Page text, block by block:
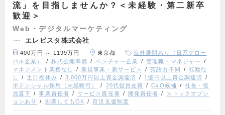
流」を目指しませんか？＜未経験・第二新卒
歓迎＞
Web・デジタルマーケティング
エレビスタ株式会社
400万円 ～ 1199万円 東京都
海外展開あり（日系グロー
バル企業）
株式公開準備 ベンチャー企業
管理職・マネジャー
マネジメント業務なし
新規事業・新サービス 英語力不問
転勤な
し
土日祝休み 3,000万円以上資金調達済
1億円以上資金調達済
ポテンシャル採用（未経験可）
20代役員在籍 CxO候補
社長・役
員直下
事業責任者 サービス責任者 開発責任者
ストックオプシ
ョンあり
副業してもOK 育児支援制度